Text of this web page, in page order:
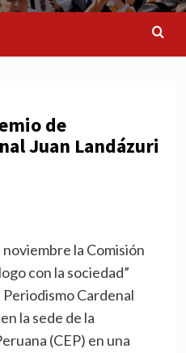
de
Juan Landázuri
la Comisión
con la sociedad”
Cardenal
la sede de la
(CEP) en una